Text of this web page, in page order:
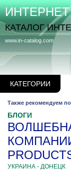
КАТЕГОРИИ
www.in-catalog.com
ИНТЕРНЕТ
КАТАЛОГ
Также рекомендуем
БЛОГИ
КОМПАНИИ
УКРАИНА - ДОНЕЦК